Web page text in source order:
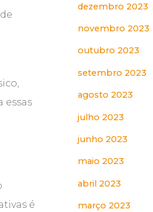
essas
é
dezembro 2023
novembro 2023
outubro 2023
setembro 2023
agosto 2023
julho 2023
junho 2023
maio 2023
abril 2023
março 2023